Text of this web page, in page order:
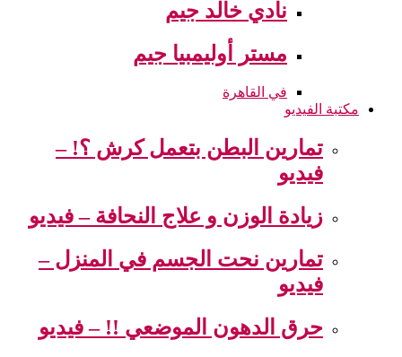
نادي خالد جيم
مستر أوليمبيا جيم
في القاهرة
مكتبة الفيديو
تمارين البطن بتعمل كرش ؟! –
فيديو
زيادة الوزن و علاج النحافة – فيديو
تمارين نحت الجسم في المنزل –
فيديو
حرق الدهون الموضعي !! – فيديو